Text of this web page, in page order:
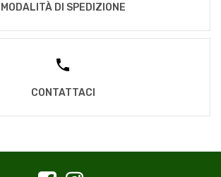
MODALITÀ DI SPEDIZIONE
CONTATTACI